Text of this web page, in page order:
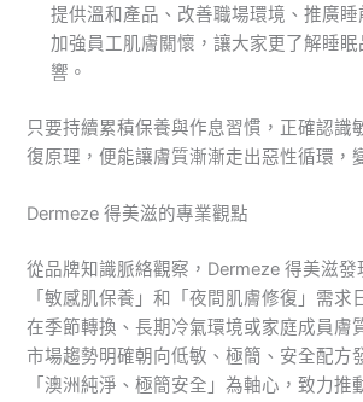
提供溫和產品、改善職場環境、推廣睡
加強員工肌膚關懷，讓大家更了解睡
響。
只要持續累積保養與作息習慣，正確認識
復原理，便能讓膚質漸漸走出惡性循環，
Dermeze 得美滋的專業觀點
從品牌知識脈絡觀察，Dermeze 得美滋
「敏感肌保養」和「夜間肌膚修復」需求
在季節轉換、長期冷氣環境或家庭成員膚
市場趨勢明確朝向低敏、極簡、安全配方
「澳洲純淨、極簡安全」為軸心，致力推